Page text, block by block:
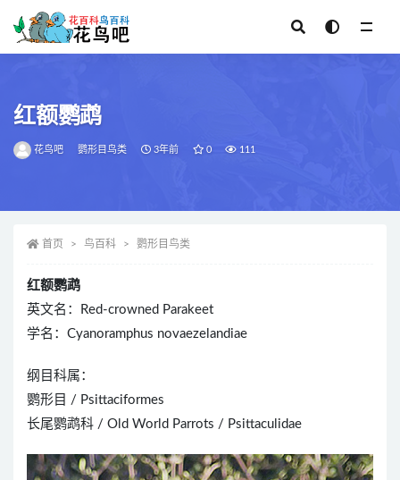
红额鹦鹉
花鸟吧 鹦形目鸟类 3年前 0 111
首页 鸟百科 鹦形目鸟类
红额鹦鹉
英文名：Red-crowned Parakeet
学名：Cyanoramphus novaezelandiae
纲目科属：
鹦形目 / Psittaciformes
长尾鹦鹉科 / Old World Parrots / Psittaculidae